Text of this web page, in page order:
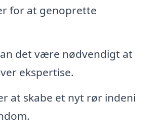
for at genoprette
det være nødvendigt at
ekspertise.
at skabe et nyt rør indeni